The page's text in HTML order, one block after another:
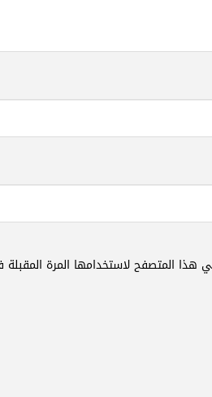
هذا المتصفح لاستخدامها المرة